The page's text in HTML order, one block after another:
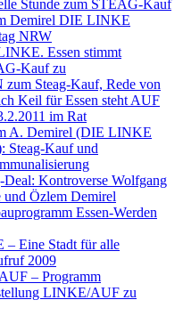
Stunde zum STEAG-Kauf
Demirel DIE LINKE
NRW
Essen stimmt
Kauf zu
zum Steag-Kauf, Rede von
Keil für Essen steht AUF
im Rat
A. Demirel (DIE LINKE
Steag-Kauf und
Deal: Kontroverse Wolfgang
und Özlem Demirel
Essen-Werden
Eine Stadt für alle
2009
– Programm
LINKE/AUF zu